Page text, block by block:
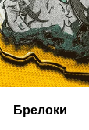
Брелоки